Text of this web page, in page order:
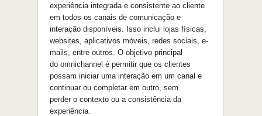
experiência integrada e consistente ao cliente
em todos os canais de comunicação e
interação disponíveis. Isso inclui lojas físicas,
websites, aplicativos móveis, redes sociais, e-
mails, entre outros. O objetivo principal
do omnichannel é permitir que os clientes
possam iniciar uma interação em um canal e
continuar ou completar em outro, sem
perder o contexto ou a consistência da
experiência.